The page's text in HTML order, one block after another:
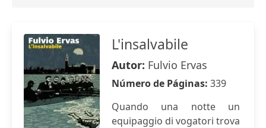
L'insalvabile
Autor: Fulvio Ervas
Número de Páginas: 339
Quando una notte un
equipaggio di vogatori trova